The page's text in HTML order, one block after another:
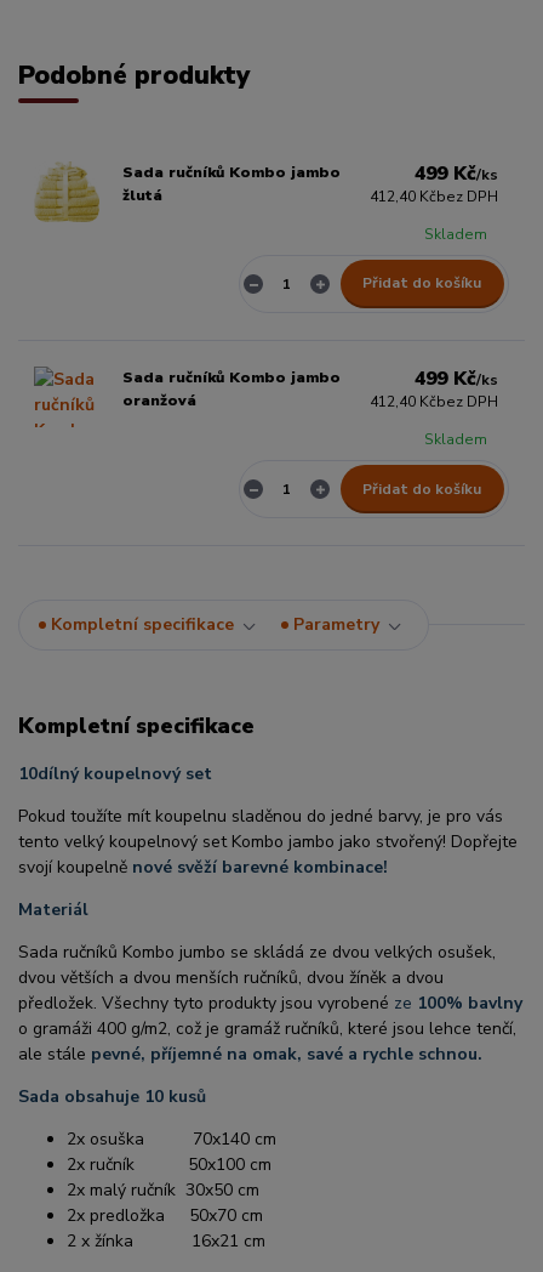
Podobné produkty
Sada ručníků Kombo jambo
žlutá
499 Kč/ks
412,40 Kčbez DPH
Skladem
Přidat do košíku
Sada ručníků Kombo jambo
oranžová
499 Kč/ks
412,40 Kčbez DPH
Skladem
Přidat do košíku
Kompletní specifikace Parametry
Kompletní specifikace
10dílný koupelnový set
Pokud toužíte mít koupelnu sladěnou do jedné barvy, je pro vás
tento velký koupelnový set Kombo jambo jako stvořený! Dopřejte
svojí koupelně nové svěží barevné kombinace!
Materiál
Sada ručníků Kombo jumbo se skládá ze dvou velkých osušek,
dvou větších a dvou menších ručníků, dvou žíněk a dvou
předložek. Všechny tyto produkty jsou vyrobené ze 100% bavlny
o gramáži 400 g/m2, což je gramáž ručníků, které jsou lehce tenčí,
ale stále pevné, příjemné na omak, savé a rychle schnou.
Sada obsahuje 10 kusů
2x osuška 70x140 cm
2x ručník 50x100 cm
2x malý ručník 30x50 cm
2x predložka 50x70 cm
2 x žínka 16x21 cm